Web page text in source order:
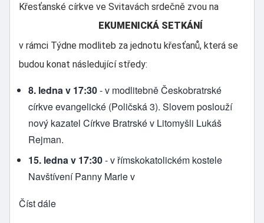
Křesťanské církve ve Svitavách srdečně zvou na
EKUMENICKÁ SETKÁNÍ
v rámci Týdne modliteb za jednotu křesťanů, která se
budou konat následující středy:
8. lednav 17:30- v modlitebně Českobratrské
církve evangelické (Poličská 3). Slovem poslouží
nový kazatel Církve Bratrské v Litomyšli Lukáš
Rejman.
15. lednav 17:30- v římskokatolickém kostele
Navštívení Panny Marie v
Číst dále